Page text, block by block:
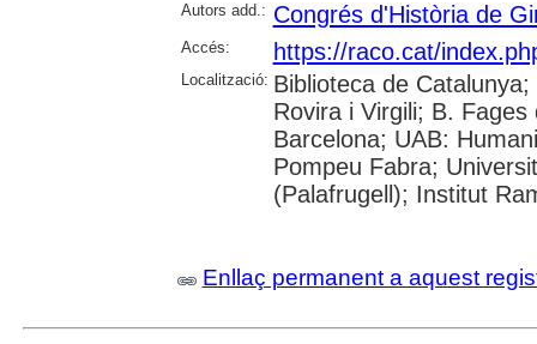
Autors add.: Congrés d'Història de
Accés: https://raco.cat/
Localització: Biblioteca de
Rovira i Virgili; B.
Barcelona; UAB:
Pompeu Fabra;
(Palafrugell); Institut
Enllaç permanent a aquest